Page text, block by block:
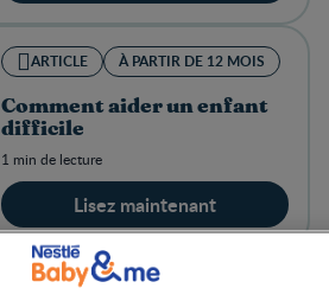
ARTICLE À PARTIR DE 12 MOIS
Comment aider un enfant
difficile
1 min de lecture
Lisez maintenant
ARTICLE DE 0 À 6 MOIS